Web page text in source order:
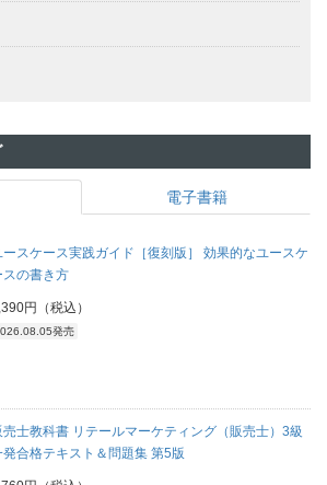
電子書籍
ースケース実践ガイド［復刻版］ 効果的なユースケ
スの書き方
円（税込）
発売
売士教科書 リテールマーケティング（販売士）3級
発合格テキスト＆問題集 第5版